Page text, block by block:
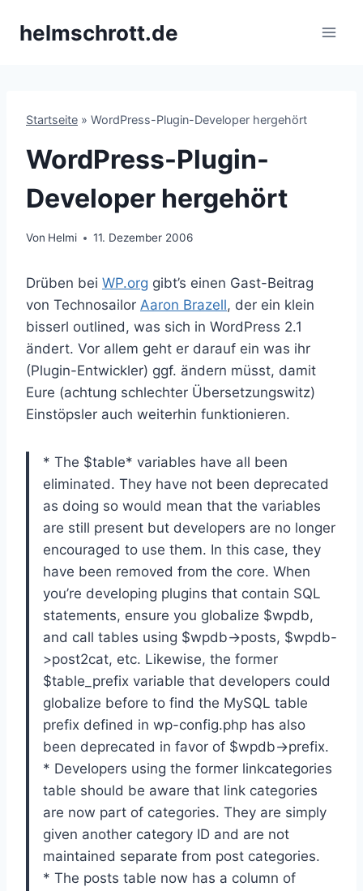
Inhalthelmschrott.de
Startseite » WordPress-Plugin-Developer hergehört
WordPress-Plugin-
Developer hergehört
Von Helmi 11. Dezember 2006
Drüben bei WP.org gibt’s einen Gast-Beitrag
von Technosailor Aaron Brazell, der ein klein
bisserl outlined, was sich in WordPress 2.1
ändert. Vor allem geht er darauf ein was ihr
(Plugin-Entwickler) ggf. ändern müsst, damit
Eure (achtung schlechter Übersetzungswitz)
Einstöpsler auch weiterhin funktionieren.
* The $table* variables have all been
eliminated. They have not been deprecated
as doing so would mean that the variables
are still present but developers are no longer
encouraged to use them. In this case, they
have been removed from the core. When
you’re developing plugins that contain SQL
statements, ensure you globalize $wpdb,
and call tables using $wpdb->posts, $wpdb-
>post2cat, etc. Likewise, the former
$table_prefix variable that developers could
globalize before to find the MySQL table
prefix defined in wp-config.php has also
been deprecated in favor of $wpdb->prefix.
* Developers using the former linkcategories
table should be aware that link categories
are now part of categories. They are simply
given another category ID and are not
maintained separate from post categories.
* The posts table now has a column of